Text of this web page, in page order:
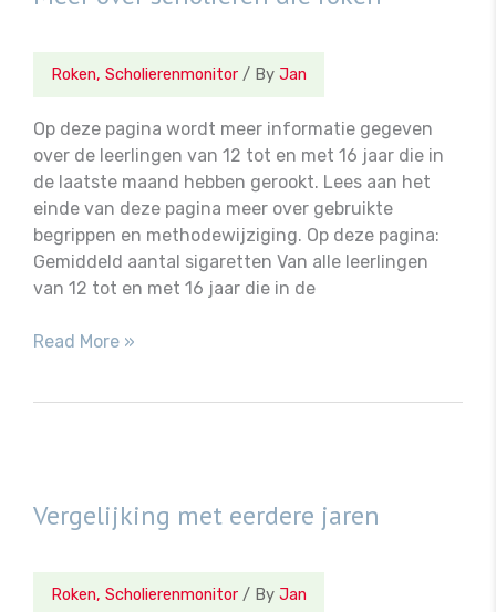
Roken, Scholierenmonitor / By Jan
Op deze pagina wordt meer informatie gegeven
over de leerlingen van 12 tot en met 16 jaar die in
de laatste maand hebben gerookt. Lees aan het
einde van deze pagina meer over gebruikte
begrippen en methodewijziging. Op deze pagina:
Gemiddeld aantal sigaretten Van alle leerlingen
van 12 tot en met 16 jaar die in de
Meer
Read More »
Vergelijking met eerdere jaren
Roken, Scholierenmonitor / By Jan